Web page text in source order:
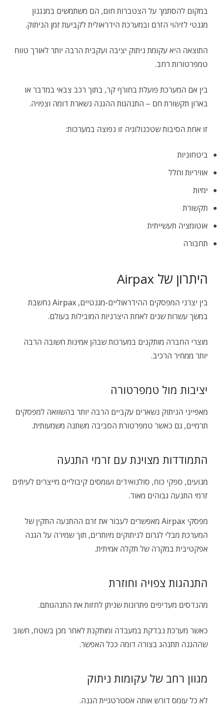
במקום להסתמך על הצטברות חום, הם משתמשים במנגנון
מגנטי לזיהוי הזרם ובמערכת הידראולית לקביעת זמן הניתוק.
התוצאה היא עקומת ניתוק יציבה ועקבית הרבה יותר לאורך טווח
טמפרטורות רחב.
בין אם המערכת פועלת בחורף קר, בתוך רכב צבאי במדבר או
בארון תקשורת חם – התנהגות ההגנה נשארת דומה וצפויה.
זו אחת הסיבות שטכנולוגיה זו נפוצה במערכות:
ביטחוניות
אוויריות וחלל
ימיות
תקשורת
אוטומציה תעשייתית
תחבורה
היתרון של Airpax
בין יצרני המפסקים ההידראוליים-מגנטיים, Airpax נחשבת
במשך עשרות שנים לאחת היצרניות המובילות בעולם.
מוצרי החברה מותקנים במערכות שבהן אמינות חשובה הרבה
יותר ממחיר הרכיב.
יציבות מול טמפרטורה
מאפייני הניתוק נשארים עקביים הרבה יותר בהשוואה למפסקים
תרמיים, גם כאשר טמפרטורת הסביבה משתנה משמעותית.
התמודדות מצוינת עם זרמי התנעה
מנועים, ספקי כוח, סולנואידים ועומסים קיבוליים מייצרים לעיתים
זרמי התנעה גבוהים מאוד.
מפסקי Airpax מאפשרים לעבור את זרם ההתנעה התקין של
המערכת מבלי לגרום לניתוקים מיותרים, תוך שמירה על הגנה
אפקטיבית במקרה של תקלה אמיתית.
התנהגות צפויה וחוזרת
מהנדסים מעדיפים פתרונות שניתן לחזות את התנהגותם.
כאשר מערכת נבדקת במעבדה ומותקנת לאחר מכן בשטח, חשוב
שההגנה תתנהג בצורה דומה ככל האפשר.
מגוון רחב של עקומות ניתוק
לא כל עומס דורש אותה אסטרטגיית הגנה.